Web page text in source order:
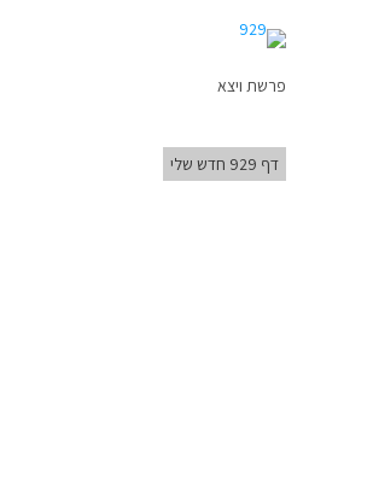
פרשת ויצא
דף 929 חדש שלי